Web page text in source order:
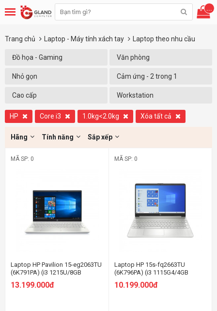
...
Trang chủ Laptop - Máy tính xách tay Laptop theo nhu cầu
Đồ họa - Gaming Văn phòng
Nhỏ gọn Cảm ứng - 2 trong 1
Cao cấp Workstation
HP Core i3 1.0kg<2.0kg Xóa tất cả
Hãng Tính năng Sắp xếp
MÃ SP: 0
Laptop HP Pavilion 15-eg2063TU
(6K791PA) (i3 1215U/8GB
FHD/Win11/Bạc)
13.199.000đ
MÃ SP: 0
Laptop HP 15s-fq2663TU
(6K796PA) (i3 1115G4/4GB
HD/Win11/Bạc)
10.199.000đ